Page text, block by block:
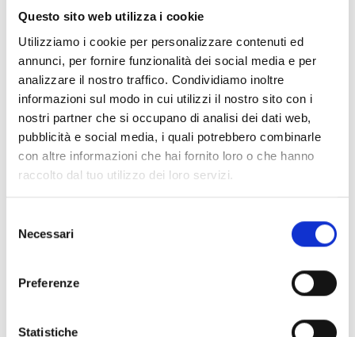
Questo sito web utilizza i cookie
Utilizziamo i cookie per personalizzare contenuti ed
annunci, per fornire funzionalità dei social media e per
analizzare il nostro traffico. Condividiamo inoltre
informazioni sul modo in cui utilizzi il nostro sito con i
nostri partner che si occupano di analisi dei dati web,
pubblicità e social media, i quali potrebbero combinarle
con altre informazioni che hai fornito loro o che hanno
raccolto dal tuo utilizzo dei loro servizi.
delNecessari
Preferenze
Statistiche
Accessoires pour socles EB00 - Matériaux (47)
Accessoires pour les tests des détecteurs -
Matériaux(6)
Accessoires pour détecteurs Enea - Matériaux (35)
Accessoires Senseware
Accessoires de la série Industrial - Matériaux(17)
Tout sélectionner
marqués par une icône lock